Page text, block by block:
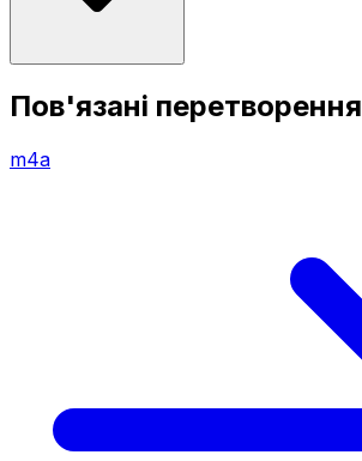
Пов'язані перетворення
m4a